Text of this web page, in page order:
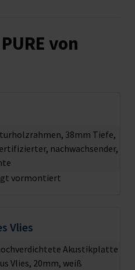
von
38mm Tiefe,
nachwachsender,
vormontiert
Vlies
Akustikplatte
Vlies, 20mm, weiß